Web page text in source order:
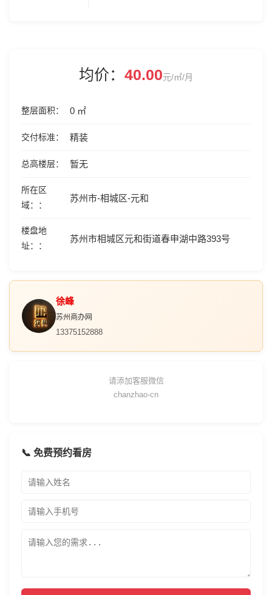
均价： 40.00元/㎡/月
整层面积 0 ㎡
交付标准 精装
总高楼层 暂无
所在区
域：
苏州市-相城区-元和
楼盘地
址：
苏州市相城区元和街道春申湖中路393号
徐峰
苏州商办网
13375152888
请添加客服微信
chanzhao-cn
📞 免费预约看房